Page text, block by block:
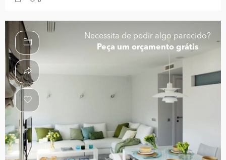
Necessita de pedir algo parecido?
Peça um orçamento grátis